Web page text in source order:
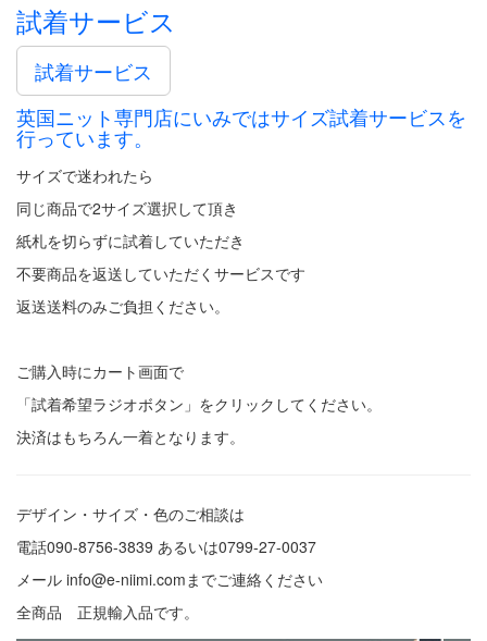
試着サービス
試着サービス
英国ニット専門店にいみではサイズ試着サービスを
行っています。
サイズで迷われたら
同じ商品で2サイズ選択して頂き
紙札を切らずに試着していただき
不要商品を返送していただくサービスです
返送送料のみご負担ください。
ご購入時にカート画面で
「試着希望ラジオボタン」をクリックしてください。
決済はもちろん一着となります。
デザイン・サイズ・色のご相談は
電話090-8756-3839 あるいは0799-27-0037
メール info@e-niimi.comまでご連絡ください
全商品 正規輸入品です。